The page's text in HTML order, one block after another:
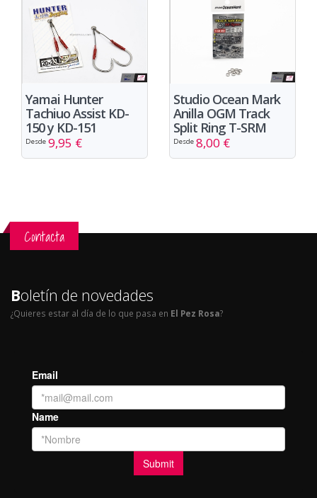
Yamai Hunter
Tachiuo Assist KD-
150 y KD-151
Desde 9,95 €
Studio Ocean Mark
Anilla OGM Track
Split Ring T-SRM
Desde 8,00 €
Contacta
Boletín de novedades
¿Quieres estar al día de lo que pasa en El Pez Rosa?